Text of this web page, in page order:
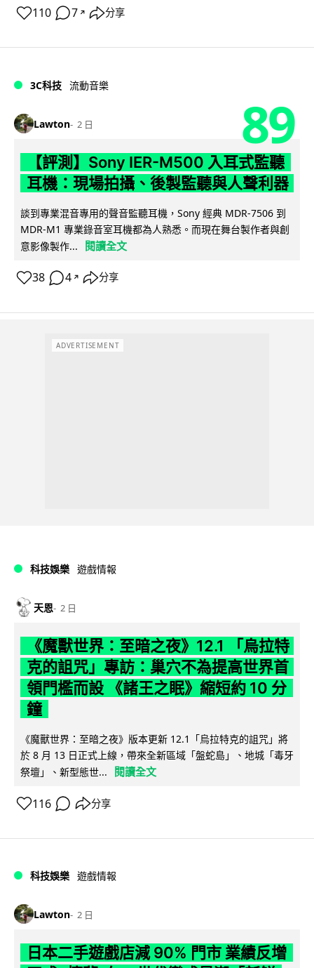
110 7 ↗ 分享
3C科技 流動音樂
Lawton 2 日 89
【評測】Sony IER-M500 入耳式監聽
耳機：現場拍攝、後製監聽與人聲利器
談到專業混音專用的聲音監聽耳機，Sony 經典 MDR-7506 到
MDR-M1 專業錄音室耳機都為人熟悉。而現在舞台製作者與創
意影像製作...
閱讀全文
38 4 ↗ 分享
ADVERTISEMENT
科技娛樂 遊戲情報
天恩 2 日
《魔獸世界：至暗之夜》12.1 「烏拉特
克的詛咒」專訪：巢穴不為提高世界首
領門檻而設 《諸王之眠》縮短約 10 分
鐘
《魔獸世界：至暗之夜》版本更新 12.1「烏拉特克的詛咒」將
於 8 月 13 日正式上線，帶來全新區域「盤蛇島」、地城「毒牙
祭壇」、新型態世...
閱讀全文
116 分享
科技娛樂 遊戲情報
Lawton 2 日
日本二手遊戲店減 90% 門市 業績反增